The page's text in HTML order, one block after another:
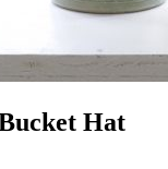
Hat